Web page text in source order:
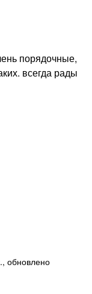
порядочные,
всегда рады
обновлено